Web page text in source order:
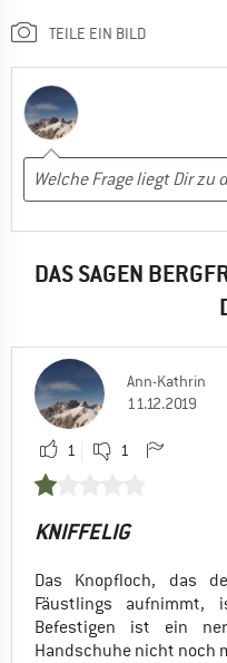
TEILE EIN BILD
DAS SAGEN
Ann-Kathrin
11.12.2019
1 1
KNIFFELIG
Das Knopfloch, das
Fäustlings
Befestigen ist ein
Handschuhe nicht noch